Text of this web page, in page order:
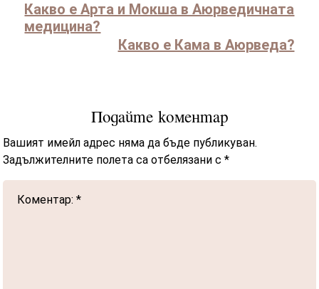
Какво е Арта и Мокша в Аюрведичната
медицина?
Какво е Кама в Аюрведа?
Подайте коментар
Вашият имейл адрес няма да бъде публикуван.
Задължителните полета са отбелязани с*